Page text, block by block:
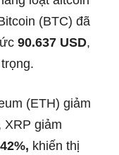
(BTC) đã
90.637 USD,
(ETH) giảm
XRP giảm
khiến thị